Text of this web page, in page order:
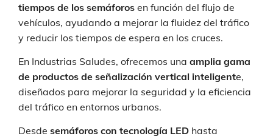
tiempos de los semáforos en función del flujo de
vehículos, ayudando a mejorar la fluidez del tráfico
y reducir los tiempos de espera en los cruces.
En Industrias Saludes, ofrecemos una amplia gama
de productos de señalización vertical inteligente,
diseñados para mejorar la seguridad y la eficiencia
del tráfico en entornos urbanos.
Desde semáforos con tecnología LED hasta